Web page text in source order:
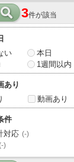
3件が該当
い
本日
1週間以内
あり
動画あり
件
対応 (-)
)